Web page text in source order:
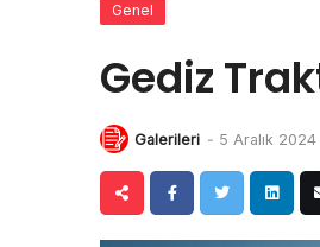
Genel
Gediz
Galerileri - 5 Aralık 2024